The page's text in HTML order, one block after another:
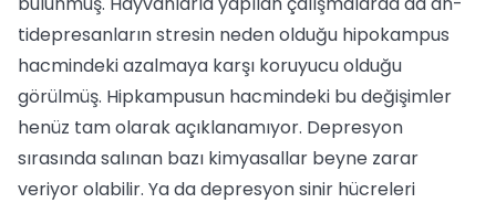
tidepresanların stresin neden olduğu hipo­kampus
hacmindeki azalmaya karşı koru­yucu olduğu
görülmüş. Hipkampusun hac­mindeki bu değişimler
henüz tam olarak açıklanamıyor. Depresyon
sırasında salınan bazı kimyasallar beyne zarar
veriyor olabi­lir. Ya da depresyon sinir hücreleri